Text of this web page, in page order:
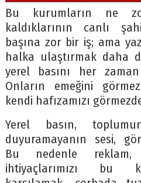
Bu kurumların ne
kaldıklarının canlı
başına zor bir iş; ama
halka ulaştırmak daha
yerel basını her
Onların emeğini
kendi hafızamızı
Yerel basın,
duyuramayanın sesi,
Bu nedenle
ihtiyaçlarımızı bu